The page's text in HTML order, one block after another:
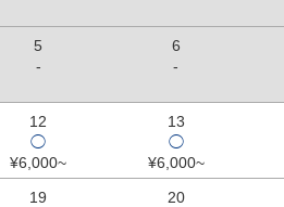
5
-
6
-
12
◯
¥6,000~
13
◯
¥6,000~
19
20